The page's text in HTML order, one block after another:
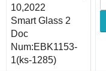
10,2022
Smart Glass 2
Doc
Num:EBK1153-
1(ks-1285)